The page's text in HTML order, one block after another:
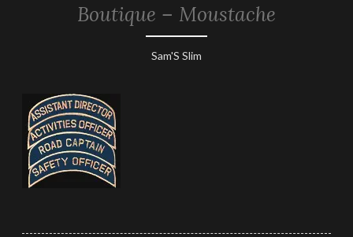
Boutique – Moustache
1
Sam'S Slim